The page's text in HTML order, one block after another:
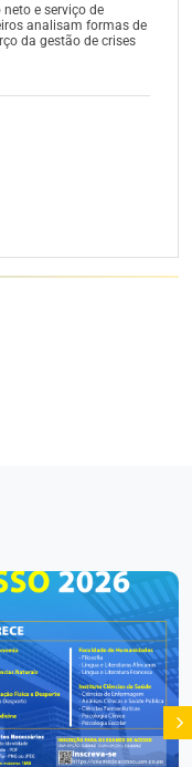
e serviço de
analisam formas de
da gestão de crises